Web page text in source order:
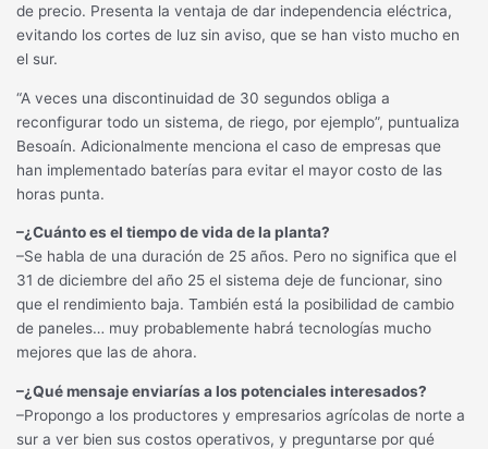
de precio. Presenta la ventaja de dar independencia eléctrica,
evitando los cortes de luz sin aviso, que se han visto mucho en
el sur.
“A veces una discontinuidad de 30 segundos obliga a
reconfigurar todo un sistema, de riego, por ejemplo”, puntualiza
Besoaín. Adicionalmente menciona el caso de empresas que
han implementado baterías para evitar el mayor costo de las
horas punta.
–¿Cuánto es el tiempo de vida de la planta?
–Se habla de una duración de 25 años. Pero no significa que el
31 de diciembre del año 25 el sistema deje de funcionar, sino
que el rendimiento baja. También está la posibilidad de cambio
de paneles… muy probablemente habrá tecnologías mucho
mejores que las de ahora.
–¿Qué mensaje enviarías a los potenciales interesados?
–Propongo a los productores y empresarios agrícolas de norte a
sur a ver bien sus costos operativos, y preguntarse por qué